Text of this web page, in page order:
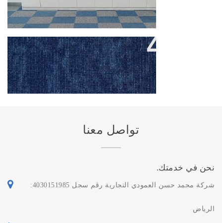
الفرق بين الموكيت الصوفي
والموكيت البلاط بحي الروضة
تواصل معنا
نحن في خدمتك.
شركة محمد حسن العمودي التجارية رقم سجل 4030151985:
الرياض